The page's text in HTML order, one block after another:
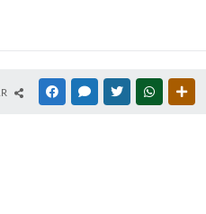
FACEBOOKMESSENGER
TWITTERWHATSAPP